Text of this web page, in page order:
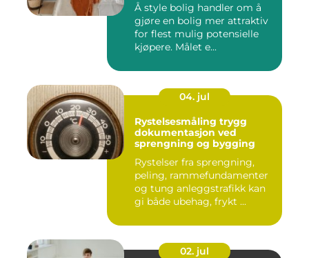
Å style bolig handler om å
gjøre en bolig mer attraktiv
for flest mulig potensielle
kjøpere. Målet e...
04. jul
Rystelsesmåling trygg
dokumentasjon ved
sprengning og bygging
Rystelser fra sprengning,
peling, rammefundamenter
og tung anleggstrafikk kan
gi både ubehag, frykt ...
02. jul